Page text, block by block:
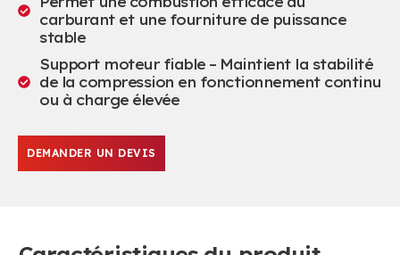
carburant et une fourniture de puissance
stable
Support moteur fiable – Maintient la stabilité
de la compression en fonctionnement continu
ou à charge élevée
DEMANDER UN DEVIS